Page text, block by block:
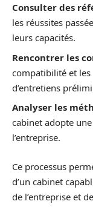
Consulter des
les réussites
leurs capacités.
Rencontrer les
compatibilité et les
d’entretiens
Analyser les
cabinet adopte
l’entreprise.
Ce processus
d’un cabinet
de l’entreprise et